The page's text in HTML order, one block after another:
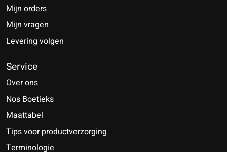
Mijn orders
Mijn vragen
Levering volgen
Service
Over ons
Nos Boetieks
Maattabel
Tips voor productverzorging
Terminologie